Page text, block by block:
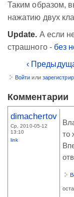
Таким образом,
нажатию двух
Update. А если
страшного - без
‹
Войти или
Комментарии
dimachertov
Ср, 2010-05-12
13:10
link
то